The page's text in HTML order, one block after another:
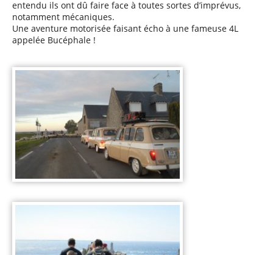
entendu ils ont dû faire face à toutes sortes d’imprévus,
notamment mécaniques.
Une aventure motorisée faisant écho à une fameuse 4L
appelée Bucéphale !